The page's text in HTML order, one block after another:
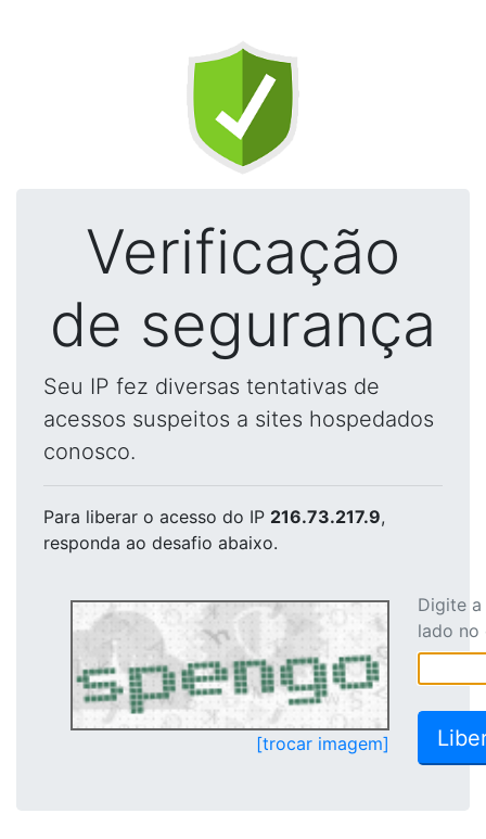
Verificação
de segurança
Seu IP fez diversas tentativas de
acessos suspeitos a sites hospedados
conosco.
Para liberar o acesso do IP 216.73.217.9,
responda ao desafio abaixo.
[trocar imagem]
Digite
lado no